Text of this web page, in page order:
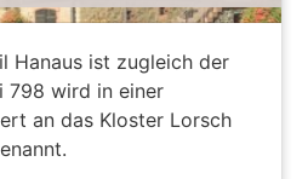
Hanaus ist zugleich der
798 wird in einer
an das Kloster Lorsch